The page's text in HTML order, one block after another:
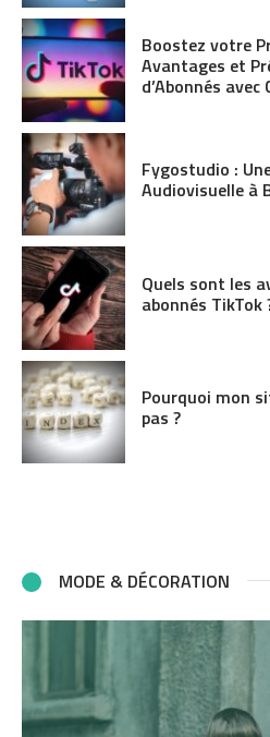
Boostez votre
Avantages et
d’Abonnés avec
Fygostudio :
Audiovisuelle à
Quels sont les
abonnés TikTok
Pourquoi mon
pas ?
MODE & DÉCORATION